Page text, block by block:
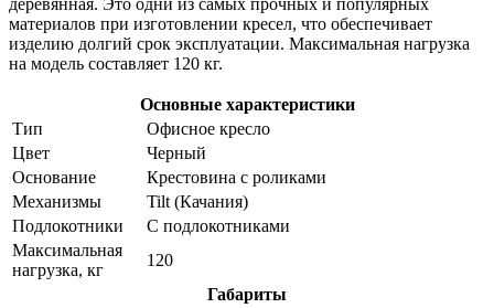
деревянная. Это одни из самых прочных и популярных
материалов при изготовлении кресел, что обеспечивает
изделию долгий срок эксплуатации. Максимальная нагрузка
на модель составляет 120 кг.
Основные характеристики
Тип
Офисное кресло
Цвет
Черный
Основание
Крестовина с роликами
Механизмы
Tilt (Качания)
Подлокотники
С подлокотниками
Максимальная
нагрузка, кг
120
Габариты